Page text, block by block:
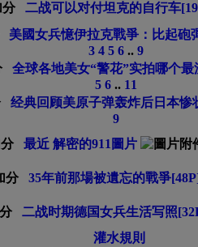
二战可以对付坦克的自行车
美國女兵憶伊拉克戰爭：比起砲
3 4 5 6 .. 9
全球各地美女“警花”实拍哪个最
5 6 .. 11
经典回顾美原子弹轰炸后日本惨
9
最近 解密的911圖片
35年前那場被遺忘的戰爭
二战时期德国女兵生活写照
灌水規則